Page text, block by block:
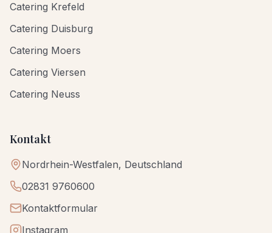
Catering Krefeld
Catering Duisburg
Catering Moers
Catering Viersen
Catering Neuss
Kontakt
Nordrhein-Westfalen, Deutschland
02831 9760600
Kontaktformular
Instagram